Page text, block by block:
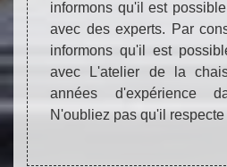
qui
pas
Si
il
informons qu'il est
avec des experts. Par
informons qu'il est
avec L'atelier de la
années d'expérience
N'oubliez pas qu'il